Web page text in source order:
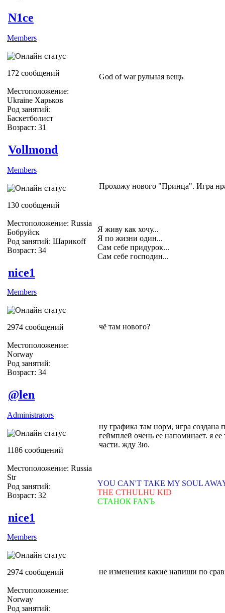
N1ce
Members
172 сообщений
Местоположение:
Ukraine Харьков
Род занятий:
Баскетболист
Возраст: 31
God of war рульная вещь
Vollmond
Members
130 сообщений
Местоположение: Russia
Бобруйск
Род занятий: Шарикoff
Возраст: 34
Прохожу нового "Принца". Игра
Я живу как хочу...
Я по жизни один...
Сам себе придурок...
Сам себе господин...
nice1
Members
2974 сообщений
Местоположение:
Norway
Род занятий:
Возраст: 34
чё там нового?
@len
Administrators
1186 сообщений
Местоположение: Russia
Str
Род занятий:
Возраст: 32
ну графика там норм, игра создана
геймплей очень ее напоминает. я
части. жду 3ю.
YOU CAN'T TAKE MY SOUL
THE CTHULHU KID
СТАНОК FANЪ
nice1
Members
2974 сообщений
Местоположение:
Norway
Род занятий:
не изменения какие напиши по